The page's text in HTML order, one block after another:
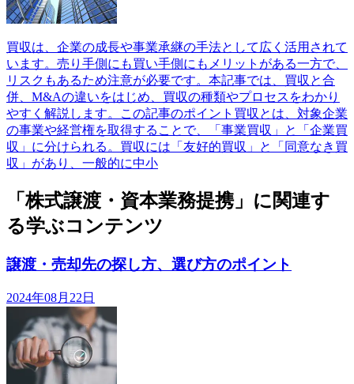
買収は、企業の成長や事業承継の手法として広く活用されて
います。売り手側にも買い手側にもメリットがある一方で、
リスクもあるため注意が必要です。本記事では、買収と合
併、M&Aの違いをはじめ、買収の種類やプロセスをわかり
やすく解説します。この記事のポイント買収とは、対象企業
の事業や経営権を取得することで、「事業買収」と「企業買
収」に分けられる。買収には「友好的買収」と「同意なき買
収」があり、一般的に中小
「株式譲渡・資本業務提携」に関連す
る学ぶコンテンツ
譲渡・売却先の探し方、選び方のポイント
2024年08月22日